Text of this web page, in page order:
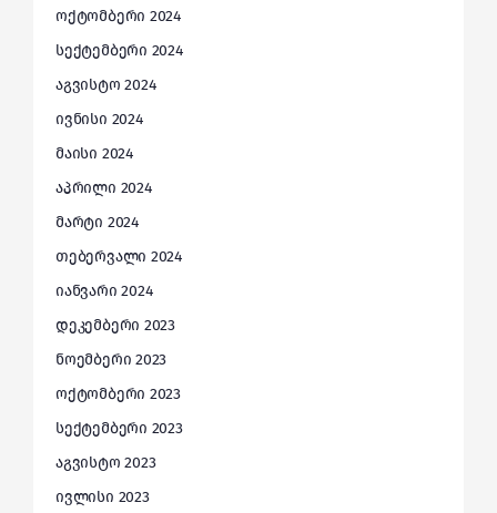
ოქტომბერი 2024
სექტემბერი 2024
აგვისტო 2024
ივნისი 2024
მაისი 2024
აპრილი 2024
მარტი 2024
თებერვალი 2024
იანვარი 2024
დეკემბერი 2023
ნოემბერი 2023
ოქტომბერი 2023
სექტემბერი 2023
აგვისტო 2023
ივლისი 2023